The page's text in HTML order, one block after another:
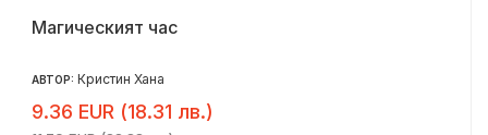
Магическият час
АВТОР: Кристин Хана
9.36 EUR (18.31 лв.)